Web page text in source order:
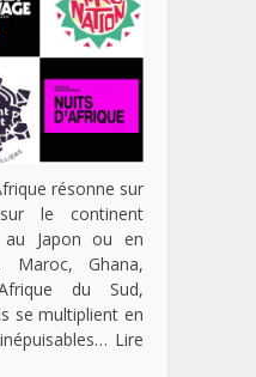
résonne sur
le continent
Japon ou en
Maroc, Ghana,
du Sud,
se multiplient en
Lire